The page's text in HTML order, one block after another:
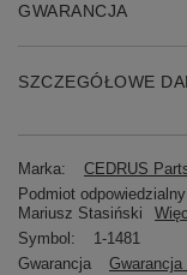
GWARANCJA
SZCZEGÓŁOWE
Marka:
CEDRUS
Podmiot
Mariusz Stasiński
Symbol:
1-1481
Gwarancja